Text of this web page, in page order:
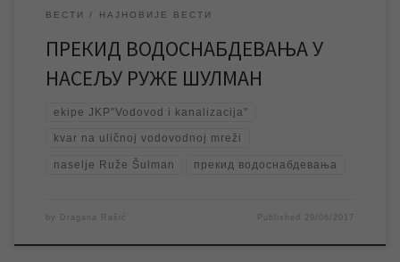
ВЕСТИ НАЈНОВИЈЕ ВЕСТИ
ПРЕКИД ВОДОСНАБДЕВАЊА У
НАСЕЉУ РУЖЕ ШУЛМАН
ekipe JKP"Vodovod i kanalizacija"
kvar na uličnoj vodovodnoj mreži
naselje Ruže Šulman прекид водоснабдевања
by Dragana Rašić Published 29/06/2017